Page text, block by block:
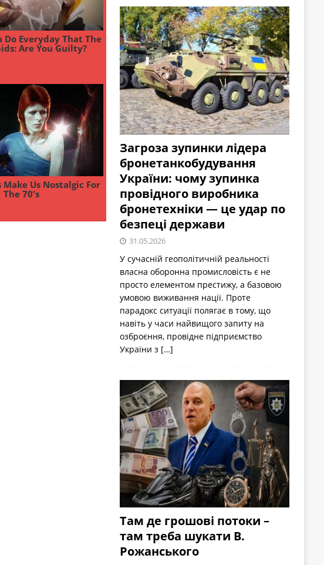
Загроза зупинки лідера
бронетанкобудування
України: чому зупинка
провідного виробника
бронетехніки — це удар по
безпеці держави
31.05.2026
У сучасній геополітичній реальності
власна оборонна промисловість є не
просто елементом престижу, а базовою
умовою виживання нації. Проте
парадокс ситуації полягає в тому, що
навіть у часи найвищого запиту на
озброєння, провідне підприємство
України з […]
Там де грошові потоки –
там треба шукати В.
Рожанського